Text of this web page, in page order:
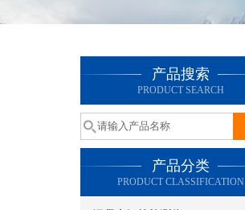
产品搜索
PRODUCT SEARCH
产品分类
PRODUCT CLASSIFICATION